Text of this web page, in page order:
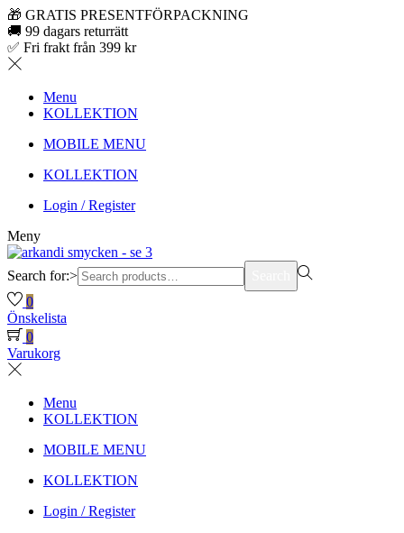
🎁 GRATIS PRESENTFÖRPACKNING
🚚 99 dagars returrätt
✅ Fri frakt från 399 kr
Menu
KOLLEKTION
MOBILE MENU
KOLLEKTION
Login / Register
Meny
Search for:>
0
Önskelista
0
Varukorg
Menu
KOLLEKTION
MOBILE MENU
KOLLEKTION
Login / Register